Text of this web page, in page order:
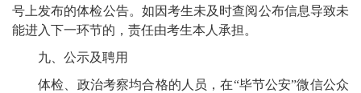
号 上发布的体检公告。如因考生未及时查阅公布信息导致未
能进入下一环节的，责任由考生本人承担。
九、公示及聘用
体检、政治考察均合格的人员，在“毕节公安”微信公众